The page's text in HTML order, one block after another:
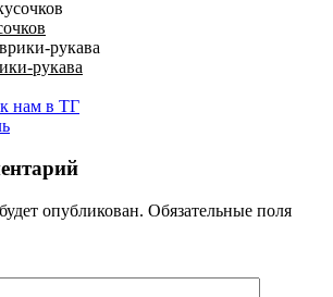
рукава
нам в ТГ
опубликован. Обязательные поля